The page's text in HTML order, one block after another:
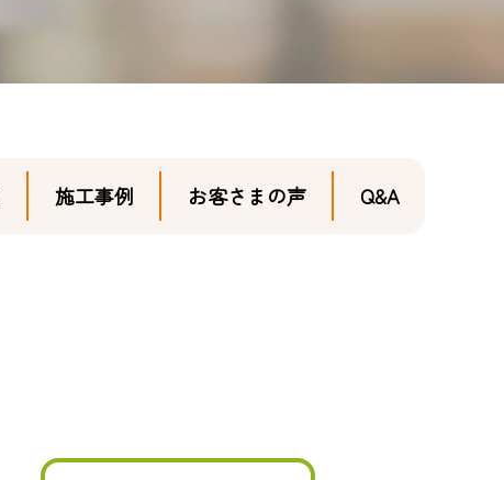
施工事例 お客さまの声 Q&A